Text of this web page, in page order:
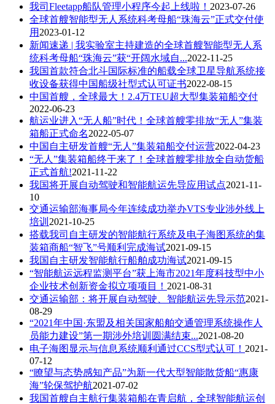
我司Fleetapp船队管理小程序今起上线啦！ 2023-07-26
全球首艘智能型无人系统科考母船“珠海云”正式交付使
用 2023-01-12
新闻速递 | 我实验室主持建造的全球首艘智能型无人系
统科考母船“珠海云”获“开阔水域自...2022-11-25
我国首款符合北斗国际标准的船载全球卫星导航系统接
收设备获得中国船级社型式认可证书2022-08-15
中国首艘，全球最大！2.4万TEU超大型集装箱船交付
2022-06-23
航运业进入“无人船”时代！全球首艘零排放“无人”集装
箱船正式命名2022-05-07
中国自主研发首艘“无人”集装箱船交付运营2022-04-23
“无人”集装箱船终于来了！全球首艘零排放全自动货船
正式首航!2021-11-22
我国将开展自动驾驶和智能航运先导应用试点2021-11-
10
交通运输部海事局今年连续成功举办VTS专业涉外线上
培训 2021-10-25
搭载我司自主研发的智能航行系统及电子海图系统的集
装箱商船“智飞”号顺利完成海试2021-09-15
我国自主研发智能航行船舶成功海试2021-09-15
“智能航运远程监测平台”获上海市2021年度科技型中小
企业技术创新资金拟立项项目！ 2021-08-31
交通运输部：将开展自动驾驶、智能航运先导示范2021-
08-29
“2021年中国·东盟及相关国家船舶交通管理系统操作人
员能力建设”第一期涉外培训圆满结束...2021-08-20
电子海图显示与信息系统顺利通过CCS型式认可！ 2021-
07-12
“瞭望与态势感知产品”为新一代大型智能散货船“惠康
海”轮保驾护航2021-07-02
我国首艘自主航行集装箱船在青启航，全球智能航运创